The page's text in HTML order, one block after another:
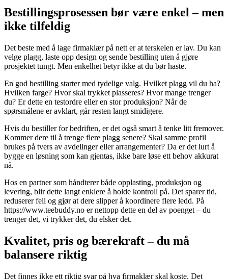
Bestillingsprosessen bør være enkel – men
ikke tilfeldig
Det beste med å lage firmaklær på nett er at terskelen er lav. Du kan
velge plagg, laste opp design og sende bestilling uten å gjøre
prosjektet tungt. Men enkelhet betyr ikke at du bør haste.
En god bestilling starter med tydelige valg. Hvilket plagg vil du ha?
Hvilken farge? Hvor skal trykket plasseres? Hvor mange trenger
du? Er dette en testordre eller en stor produksjon? Når de
spørsmålene er avklart, går resten langt smidigere.
Hvis du bestiller for bedriften, er det også smart å tenke litt fremover.
Kommer dere til å trenge flere plagg senere? Skal samme profil
brukes på tvers av avdelinger eller arrangementer? Da er det lurt å
bygge en løsning som kan gjentas, ikke bare løse ett behov akkurat
nå.
Hos en partner som håndterer både opplasting, produksjon og
levering, blir dette langt enklere å holde kontroll på. Det sparer tid,
reduserer feil og gjør at dere slipper å koordinere flere ledd. På
https://www.teebuddy.no er nettopp dette en del av poenget – du
trenger det, vi trykker det, du elsker det.
Kvalitet, pris og bærekraft – du må
balansere riktig
Det finnes ikke ett riktig svar på hva firmaklær skal koste. Det